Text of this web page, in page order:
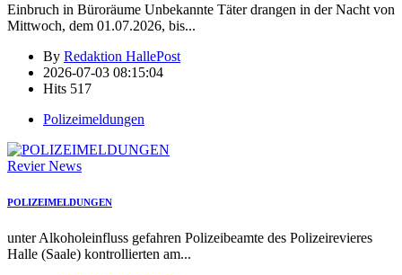
Einbruch in Büroräume Unbekannte Täter drangen in der Nacht von
Mittwoch, dem 01.07.2026, bis...
By Redaktion HallePost
2026-07-03 08:15:04
Hits 517
Polizeimeldungen
Revier News
POLIZEIMELDUNGEN
unter Alkoholeinfluss gefahren Polizeibeamte des Polizeirevieres
Halle (Saale) kontrollierten am...